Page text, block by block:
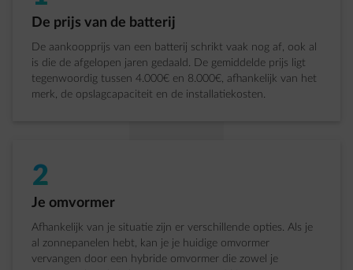
Stap 1 van 5:
De prijs van de batterij
De aankoopprijs van een batterij schrikt vaak nog af, ook al
is die de afgelopen jaren gedaald. De gemiddelde prijs ligt
tegenwoordig tussen 4.000€ en 8.000€, afhankelijk van het
merk, de opslagcapaciteit en de installatiekosten.
2
Stap 2 van 5:
Je omvormer
Afhankelijk van je situatie zijn er verschillende opties. Als je
al zonnepanelen hebt, kan je je huidige omvormer
vervangen door een hybride omvormer die zowel je